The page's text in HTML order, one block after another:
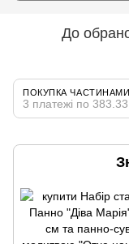
До
ПОКУПКА ЧАСТИНАМИ
3 платежі по 383.33